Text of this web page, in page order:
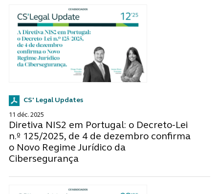
CS' Legal Updates
11 déc. 2025
Diretiva NIS2 em Portugal: o Decreto-Lei
n.º 125/2025, de 4 de dezembro confirma
o Novo Regime Jurídico da
Cibersegurança